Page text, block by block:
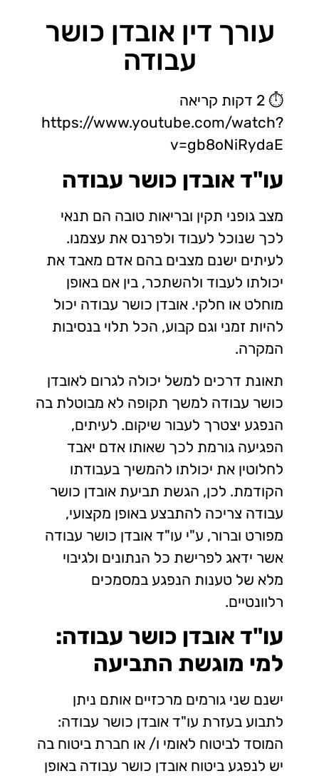
עורך דין אובדן כושר
עבודה
⏱
https://www.youtube.com/watch?
v=gb8oNiRydaE
עו"ד אובדן כושר עבודה
מצב גופני תקין ובריאות טובה הם תנאי
לכך שנוכל לעבוד ולפרנס את עצמנו.
לעיתים ישנם מצבים בהם אדם מאבד את
יכולתו לעבוד ולהשתכר, בין אם באופן
מוחלט או חלקי. אובדן כושר עבודה יכול
להיות זמני וגם קבוע, הכל תלוי בנסיבות
המקרה.
תאונת דרכים למשל יכולה לגרום לאובדן
כושר עבודה למשך תקופה לא מבוטלת בה
הנפגע יצטרך לעבור שיקום. לעיתים,
הפגיעה גורמת לכך שאותו אדם יאבד
לחלוטין את יכולתו להמשיך בעבודתו
הקודמת. לכן, הגשת תביעת אובדן כושר
עבודה צריכה להתבצע באופן מקצועי,
מפורט וברור, ע"י עו"ד אובדן כושר עבודה
אשר ידאג לפרישת כל הנתונים ולגיבוי
מלא של טענות הנפגע במסמכים
רלוונטיים.
עו"ד אובדן כושר עבודה:
למי מוגשת התביעה
ישנם שני גורמים מרכזיים אותם ניתן
לתבוע בעזרת עו"ד אובדן כושר עבודה:
המוסד לביטוח לאומי ו/ או חברת ביטוח בה
יש לנפגע ביטוח אובדן כושר עבודה באופן